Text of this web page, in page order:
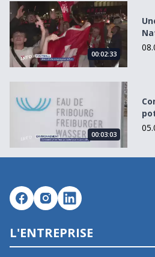
Une nuit d&#039;euphorie pour
00:02:33
Comment gérer l&#039;eau
00:03:03
L'ENTREPRISE